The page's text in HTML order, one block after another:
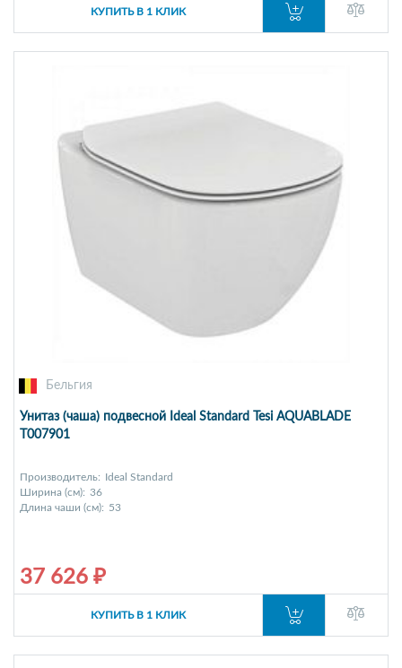
КУПИТЬ В 1 КЛИК
Бельгия
Унитаз (чаша) подвесной Ideal Standard Tesi AQUABLADE
T007901
Производитель:
Ideal Standard
Ширина (см): 36
Длина чаши (см): 53
37 626 ₽
КУПИТЬ В 1 КЛИК